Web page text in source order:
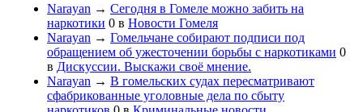
Narayan → Сегодня в Гомеле можно забить на
наркотики 0 в Новости Гомеля
Narayan → Гомельчане собирают подписи под
обращением об ужесточении борьбы с наркотиками 0
в Дискуссии. Выскажи своё мнение.
Narayan → В гомельских судах пересматривают
сфабрикованные уголовные дела по сбыту